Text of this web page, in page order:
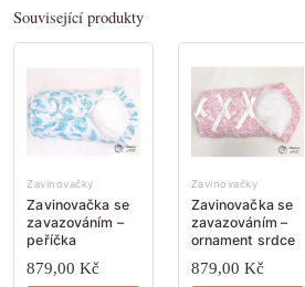
Související produkty
Zavinovačky
Zavinovačka se
zavazováním –
peříčka
879,00Kč
Zavinovačky
Zavinovačka se
zavazováním –
ornament srdce
879,00 Kč